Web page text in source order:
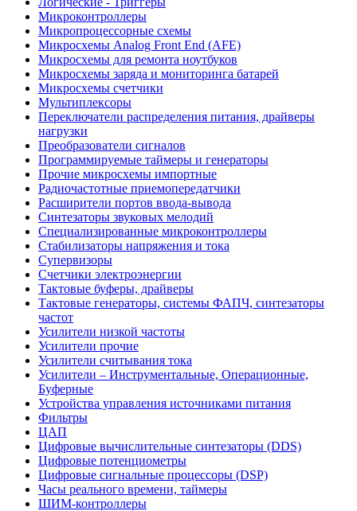
Микроконтроллеры
Микропроцессорные схемы
Микросхемы Analog Front End (AFE)
Микросхемы для ремонта ноутбуков
Микросхемы заряда и мониторинга батарей
Микросхемы счетчики
Мультиплексоры
Переключатели распределения питания, драйверы
нагрузки
Преобразователи сигналов
Программируемые таймеры и генераторы
Прочие микросхемы импортные
Радиочастотные приемопередатчики
Расширители портов ввода-вывода
Синтезаторы звуковых мелодий
Специализированные микроконтроллеры
Стабилизаторы напряжения и тока
Супервизоры
Счетчики электроэнергии
Тактовые буферы, драйверы
Тактовые генераторы, системы ФАПЧ, синтезаторы
частот
Усилители низкой частоты
Усилители прочие
Усилители считывания тока
Усилители – Инструментальные, Операционные,
Буферные
Устройства управления источниками питания
Фильтры
ЦАП
Цифровые вычислительные синтезаторы (DDS)
Цифровые потенциометры
Цифровые сигнальные процессоры (DSP)
Часы реального времени, таймеры
ШИМ-контроллеры